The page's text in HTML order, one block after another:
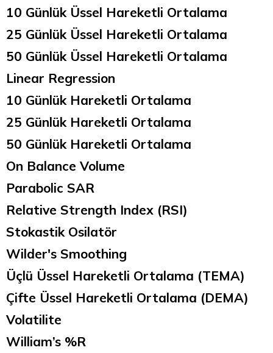
10 Günlük Üssel Hareketli Ortalama
25 Günlük Üssel Hareketli Ortalama
50 Günlük Üssel Hareketli Ortalama
Linear Regression
10 Günlük Hareketli Ortalama
25 Günlük Hareketli Ortalama
50 Günlük Hareketli Ortalama
On Balance Volume
Parabolic SAR
Relative Strength Index (RSI)
Stokastik Osilatör
Wilder's Smoothing
Üçlü Üssel Hareketli Ortalama (TEMA)
Çifte Üssel Hareketli Ortalama (DEMA)
Volatilite
William’s %R